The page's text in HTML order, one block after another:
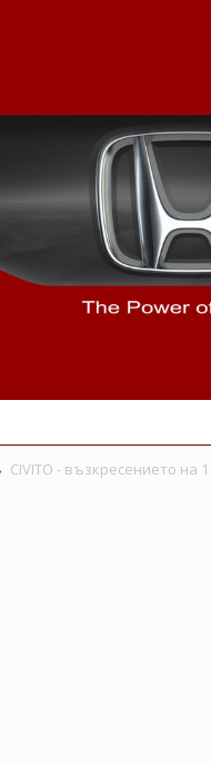
CIVITO - възкресението на